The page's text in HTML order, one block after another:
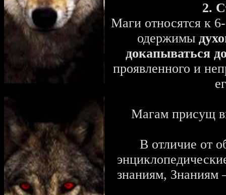
2.
Маги относятся к
одержимы
докапываться
проявленного и
Магам присущ
В отличие от
знаниям,